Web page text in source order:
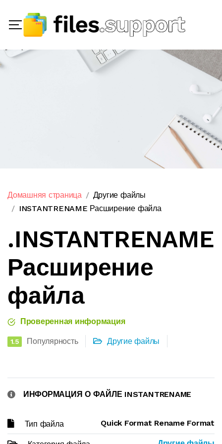
Домашняя страница
Другие файлы
INSTANTRENAME Расширение файла
.INSTANTRENAME
Расширение
файла
Проверенная информация
1.5 Популярность Другие файлы
ИНФОРМАЦИЯ О ФАЙЛЕ INSTANTRENAME
Тип файла Quick Format Rename Format